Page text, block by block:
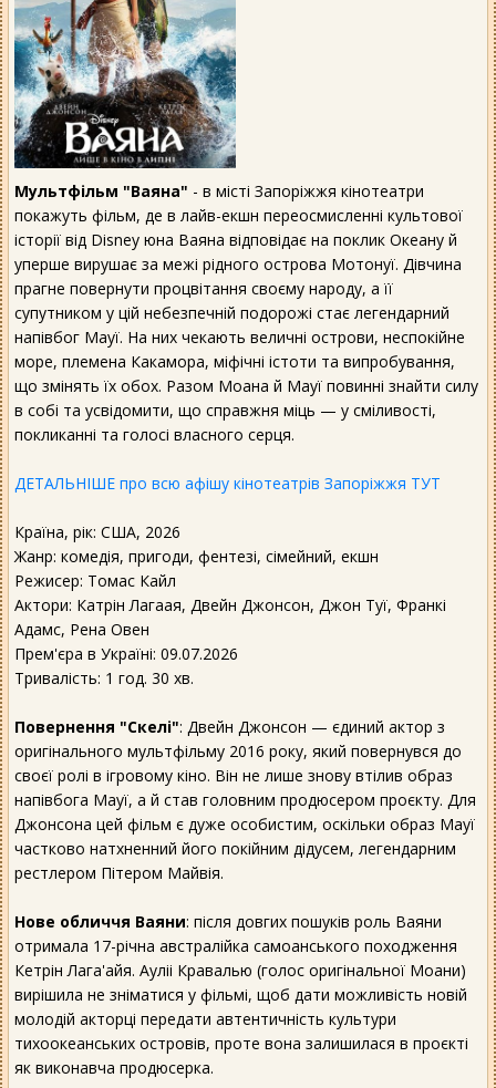
Мультфільм "Ваяна" - в місті Запоріжжя кінотеатри
покажуть фільм, де в лайв-екшн переосмисленні культової
історії від Disney юна Ваяна відповідає на поклик Океану й
уперше вирушає за межі рідного острова Мотонуї. Дівчина
прагне повернути процвітання своєму народу, а її
супутником у цій небезпечній подорожі стає легендарний
напівбог Мауї. На них чекають величні острови, неспокійне
море, племена Какамора, міфічні істоти та випробування,
що змінять їх обох. Разом Моана й Мауї повинні знайти силу
в собі та усвідомити, що справжня міць — у сміливості,
покликанні та голосі власного серця.
ДЕТАЛЬНІШЕ про всю афішу кінотеатрів Запоріжжя ТУТ
Країна, рік: США, 2026
Жанр: комедія, пригоди, фентезі, сімейний, екшн
Режисер: Томас Кайл
Актори: Катрін Лагаая, Двейн Джонсон, Джон Туї, Франкі
Адамс, Рена Овен
Прем'єра в Україні: 09.07.2026
Тривалість: 1 год. 30 хв.
Повернення "Скелі": Двейн Джонсон — єдиний актор з
оригінального мультфільму 2016 року, який повернувся до
своєї ролі в ігровому кіно. Він не лише знову втілив образ
напівбога Мауї, а й став головним продюсером проєкту. Для
Джонсона цей фільм є дуже особистим, оскільки образ Мауї
частково натхненний його покійним дідусем, легендарним
рестлером Пітером Майвія.
Нове обличчя Ваяни: після довгих пошуків роль Ваяни
отримала 17-річна австралійка самоанського походження
Кетрін Лага'айя. Ауліі Кравалью (голос оригінальної Моани)
вирішила не зніматися у фільмі, щоб дати можливість новій
молодій акторці передати автентичність культури
тихоокеанських островів, проте вона залишилася в проєкті
як виконавча продюсерка.